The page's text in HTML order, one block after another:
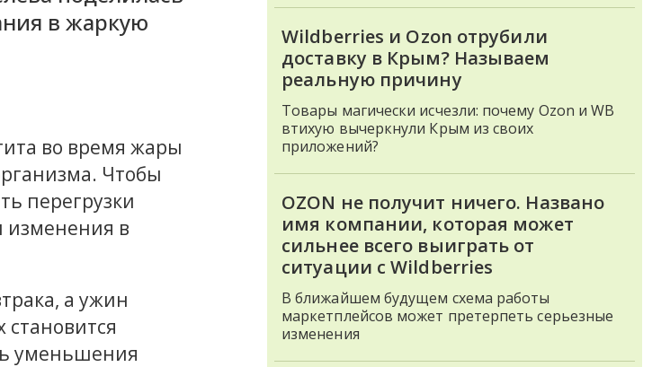
в жаркую
во время жары
Чтобы
перегрузки
изменения в
а ужин
становится
уменьшения
Wildberries и Ozon отрубили
доставку в Крым? Называем
реальную причину
Товары магически исчезли: почему Ozon и WB
втихую вычеркнули Крым из своих
приложений?
OZON не получит ничего. Названо
имя компании, которая может
сильнее всего выиграть от
ситуации с Wildberries
В ближайшем будущем схема работы
маркетплейсов может претерпеть серьезные
изменения